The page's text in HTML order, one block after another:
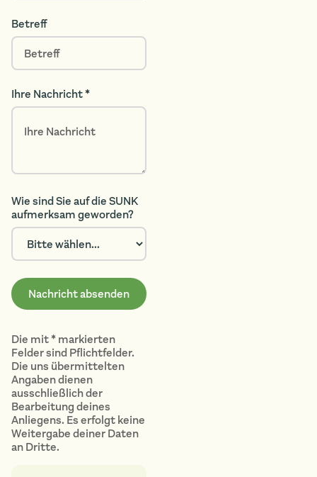
Betreff
Ihre Nachricht *
Wie sind Sie auf die SUNK
aufmerksam geworden?
Die mit * markierten
Felder sind Pflichtfelder.
Die uns übermittelten
Angaben dienen
ausschließlich der
Bearbeitung deines
Anliegens. Es erfolgt keine
Weitergabe deiner Daten
an Dritte.